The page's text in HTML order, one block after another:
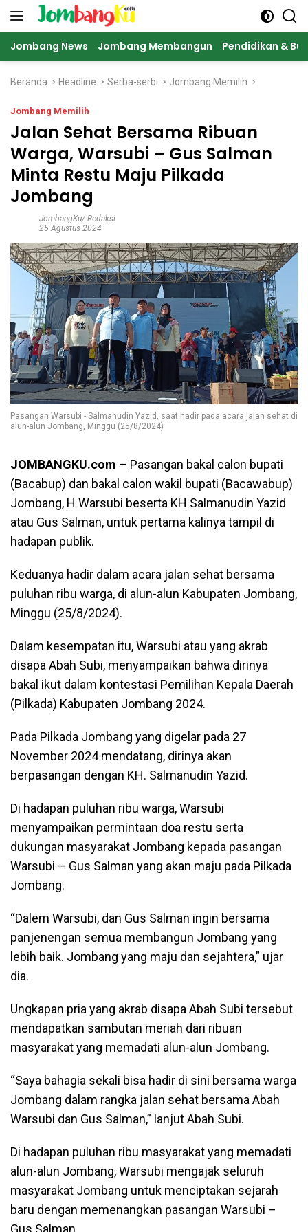
Langsung
Jombang News Jombang Membangun Pendidikan &
Beranda Headline Serba-serbi Jombang Memilih
Jombang Memilih
Jalan Sehat Bersama Ribuan
Warga, Warsubi – Gus Salman
Minta Restu Maju Pilkada
Jombang
JombangKu/ Redaksi
25 Agustus 2024
Pasangan Warsubi - Salmanudin Yazid, saat hadir pada acara jalan sehat di
alun-alun Jombang, Minggu (25/8/2024)
JOMBANGKU.com – Pasangan bakal calon bupati
(Bacabup) dan bakal calon wakil bupati (Bacawabup)
Jombang, H Warsubi beserta KH Salmanudin Yazid
atau Gus Salman, untuk pertama kalinya tampil di
hadapan publik.
Keduanya hadir dalam acara jalan sehat bersama
puluhan ribu warga, di alun-alun Kabupaten Jombang,
Minggu (25/8/2024).
Dalam kesempatan itu, Warsubi atau yang akrab
disapa Abah Subi, menyampaikan bahwa dirinya
bakal ikut dalam kontestasi Pemilihan Kepala Daerah
(Pilkada) Kabupaten Jombang 2024.
Pada Pilkada Jombang yang digelar pada 27
November 2024 mendatang, dirinya akan
berpasangan dengan KH. Salmanudin Yazid.
Di hadapan puluhan ribu warga, Warsubi
menyampaikan permintaan doa restu serta
dukungan masyarakat Jombang kepada pasangan
Warsubi – Gus Salman yang akan maju pada Pilkada
Jombang.
“Dalem Warsubi, dan Gus Salman ingin bersama
panjenengan semua membangun Jombang yang
lebih baik. Jombang yang maju dan sejahtera,” ujar
dia.
Ungkapan pria yang akrab disapa Abah Subi tersebut
mendapatkan sambutan meriah dari ribuan
masyarakat yang memadati alun-alun Jombang.
“Saya bahagia sekali bisa hadir di sini bersama warga
Jombang dalam rangka jalan sehat bersama Abah
Warsubi dan Gus Salman,” lanjut Abah Subi.
Di hadapan puluhan ribu masyarakat yang memadati
alun-alun Jombang, Warsubi mengajak seluruh
masyarakat Jombang untuk menciptakan sejarah
baru dengan memenangkan pasangan Warsubi –
Gus Salman.